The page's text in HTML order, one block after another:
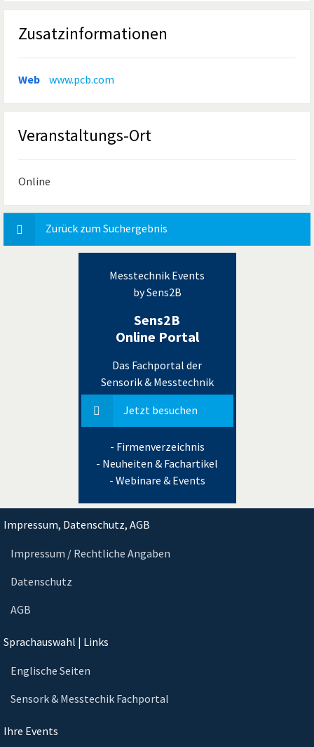
Zusatzinformationen
Web www.pcb.com
Veranstaltungs-Ort
Online
Zurück zum Suchergebnis
Messtechnik Events
by Sens2B
Sens2B
Online Portal
Das Fachportal der
Sensorik & Messtechnik
Jetzt besuchen
- Firmenverzeichnis
- Neuheiten & Fachartikel
- Webinare & Events
Impressum, Datenschutz, AGB
Impressum / Rechtliche Angaben
Datenschutz
AGB
Sprachauswahl | Links
Englische Seiten
Sensork & Messtechik Fachportal
Ihre Events